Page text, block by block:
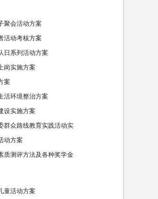
聚会活动方案
活动考核方案
日系列活动方案
岗实施方案
案
活环境整治方案
设实施方案
群众路线教育实践活动实
动方案
质测评方法及各种奖学金
童活动方案